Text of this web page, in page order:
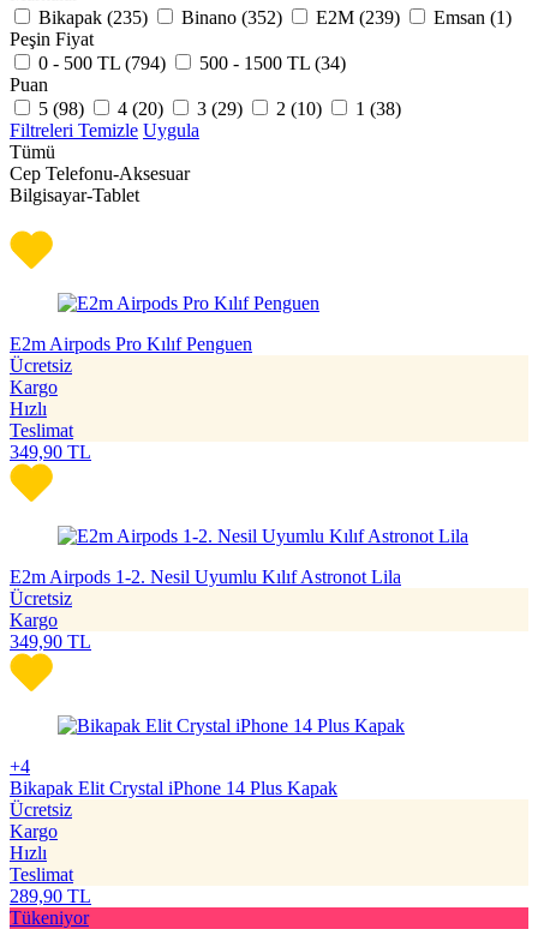
Bikapak (235) Binano (352) E2M (239) Emsan (1)
Peşin Fiyat
0 - 500 TL (794) 500 - 1500 TL (34)
Puan
5 (98) 4 (20) 3 (29) 2 (10) 1 (38)
Filtreleri Temizle Uygula
Tümü
Cep Telefonu-Aksesuar
Bilgisayar-Tablet
E2m Airpods Pro Kılıf Penguen
Ücretsiz
Kargo
Hızlı
Teslimat
349,90 TL
E2m Airpods 1-2. Nesil Uyumlu Kılıf Astronot Lila
Ücretsiz
Kargo
349,90 TL
+4
Bikapak Elit Crystal iPhone 14 Plus Kapak
Ücretsiz
Kargo
Hızlı
Teslimat
289,90 TL
Tükeniyor